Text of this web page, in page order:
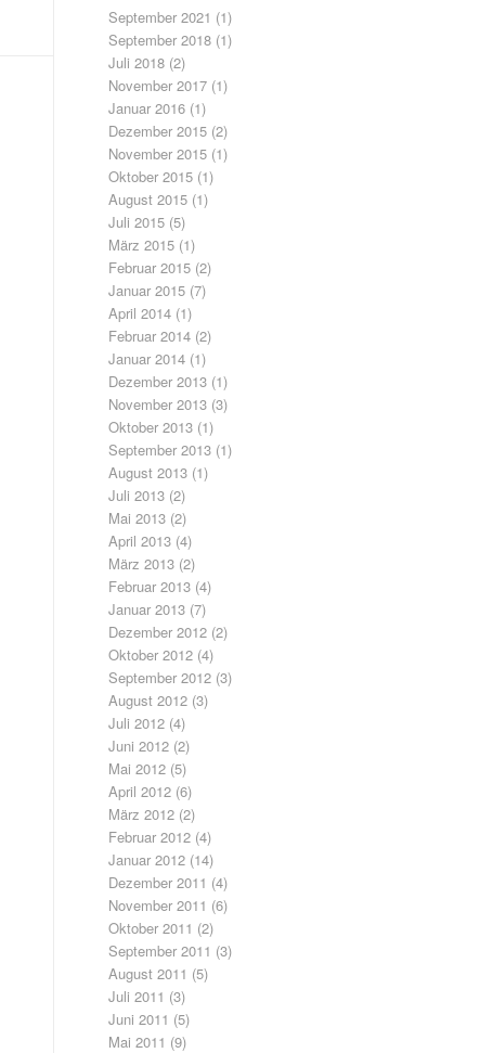
September 2021 (1)
September 2018 (1)
Juli 2018 (2)
November 2017 (1)
Januar 2016 (1)
Dezember 2015 (2)
November 2015 (1)
Oktober 2015 (1)
August 2015 (1)
Juli 2015 (5)
März 2015 (1)
Februar 2015 (2)
Januar 2015 (7)
April 2014 (1)
Februar 2014 (2)
Januar 2014 (1)
Dezember 2013 (1)
November 2013 (3)
Oktober 2013 (1)
September 2013 (1)
August 2013 (1)
Juli 2013 (2)
Mai 2013 (2)
April 2013 (4)
März 2013 (2)
Februar 2013 (4)
Januar 2013 (7)
Dezember 2012 (2)
Oktober 2012 (4)
September 2012 (3)
August 2012 (3)
Juli 2012 (4)
Juni 2012 (2)
Mai 2012 (5)
April 2012 (6)
März 2012 (2)
Februar 2012 (4)
Januar 2012 (14)
Dezember 2011 (4)
November 2011 (6)
Oktober 2011 (2)
September 2011 (3)
August 2011 (5)
Juli 2011 (3)
Juni 2011 (5)
Mai 2011 (9)